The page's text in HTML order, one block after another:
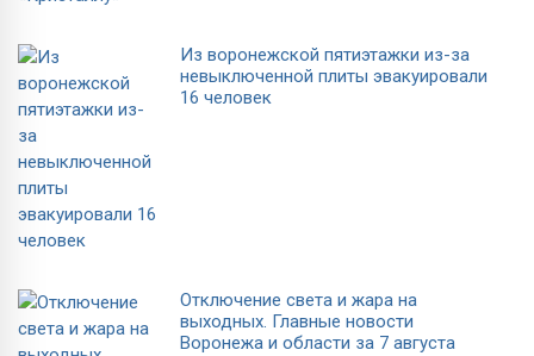
Из воронежской пятиэтажки из-за
невыключенной плиты эвакуировали
16 человек
Отключение света и жара на
выходных. Главные новости
Воронежа и области за 7 августа